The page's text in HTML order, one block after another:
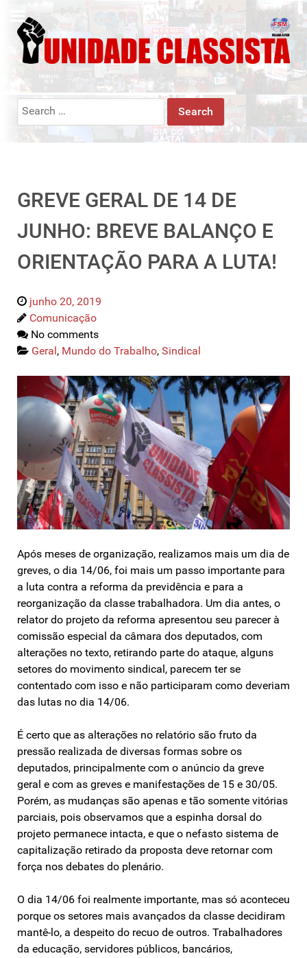
Search
GREVE GERAL DE 14 DE
JUNHO: BREVE BALANÇO E
ORIENTAÇÃO PARA A LUTA!
junho 20, 2019
Comunicação
No comments
Geral, Mundo do Trabalho, Sindical
Após meses de organização, realizamos mais um dia de
greves, o dia 14/06, foi mais um passo importante para
a luta contra a reforma da previdência e para a
reorganização da classe trabalhadora. Um dia antes, o
relator do projeto da reforma apresentou seu parecer à
comissão especial da câmara dos deputados, com
alterações no texto, retirando parte do ataque, alguns
setores do movimento sindical, parecem ter se
contentado com isso e não participaram como deveriam
das lutas no dia 14/06.
É certo que as alterações no relatório são fruto da
pressão realizada de diversas formas sobre os
deputados, principalmente com o anúncio da greve
geral e com as greves e manifestações de 15 e 30/05.
Porém, as mudanças são apenas e tão somente vitórias
parciais, pois observamos que a espinha dorsal do
projeto permanece intacta, e que o nefasto sistema de
capitalização retirado da proposta deve retornar com
força nos debates do plenário.
O dia 14/06 foi realmente importante, mas só aconteceu
porque os setores mais avançados da classe decidiram
mantê-lo, a despeito do recuo de outros. Trabalhadores
da educação, servidores públicos, bancários,